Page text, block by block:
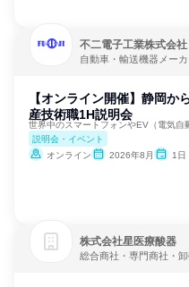
不二電子工業株式会社
自動車・輸送機器メーカ
【オンライン開催】静岡か
産技術職1H説明会
世界中のスマートフォンやEV（電気自
説明会・イベント
オンライン
2026年8月 1日
株式会社星医療酸器
総合商社・専門商社・